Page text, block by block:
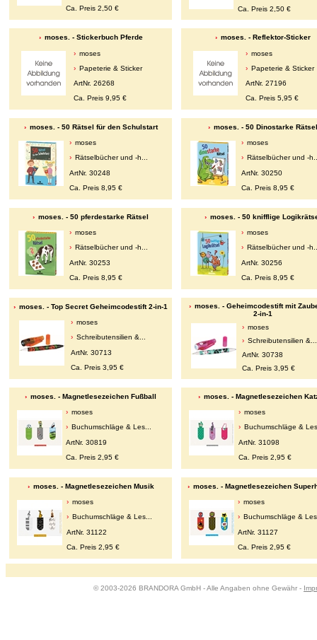
Ca. Preis 2,50 €
Ca. Preis 2,50 €
moses. - Stickerbuch Pferde
moses
Papeterie & Sticker
ArtNr. 26268
Ca. Preis 9,95 €
moses. - Reflektor-Sticker
moses
Papeterie & Sticker
ArtNr. 27196
Ca. Preis 5,95 €
moses. - 50 Rätsel für den Schulstart
moses
Rätselbücher und -h...
ArtNr. 30248
Ca. Preis 8,95 €
moses. - 50 Dinostarke Rätsel
moses
Rätselbücher und -
ArtNr. 30250
Ca. Preis 8,95 €
moses. - 50 pferdestarke Rätsel
moses
Rätselbücher und -h...
ArtNr. 30253
Ca. Preis 8,95 €
moses. - 50 knifflige
moses
Rätselbücher und -
ArtNr. 30256
Ca. Preis 8,95 €
moses. - Top Secret Geheimcodestift 2-in-1
moses
Schreibutensilien &...
ArtNr. 30713
Ca. Preis 3,95 €
moses. - Geheimcodestift mit
2-in-1
moses
Schreibutensilien &...
ArtNr. 30738
Ca. Preis 3,95 €
moses. - Magnetlesezeichen Fußball
moses
Buchumschläge & Les...
ArtNr. 30819
Ca. Preis 2,95 €
moses. - Magnetlesezeichen
moses
Buchumschläge &
ArtNr. 31098
Ca. Preis 2,95 €
moses. - Magnetlesezeichen Musik
moses
Buchumschläge & Les...
ArtNr. 31122
Ca. Preis 2,95 €
moses. - Magnetlesezeichen
moses
Buchumschläge &
ArtNr. 31127
Ca. Preis 2,95 €
© 2003-2026 BRANDORA GmbH - Alle Angaben ohne Gewähr -